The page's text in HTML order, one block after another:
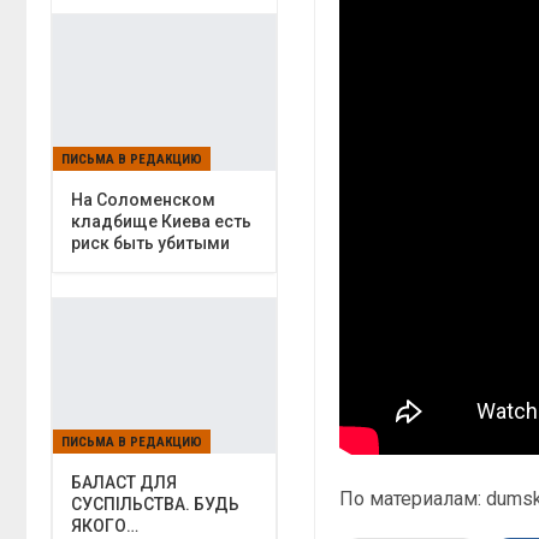
По материалам:
ПИСЬМА В РЕДАКЦИЮ
На Соломенском
кладбище Киева есть
риск быть убитыми
ПИСЬМА В РЕДАКЦИЮ
БАЛАСТ ДЛЯ
СУСПІЛЬСТВА. БУДЬ
ЯКОГО…